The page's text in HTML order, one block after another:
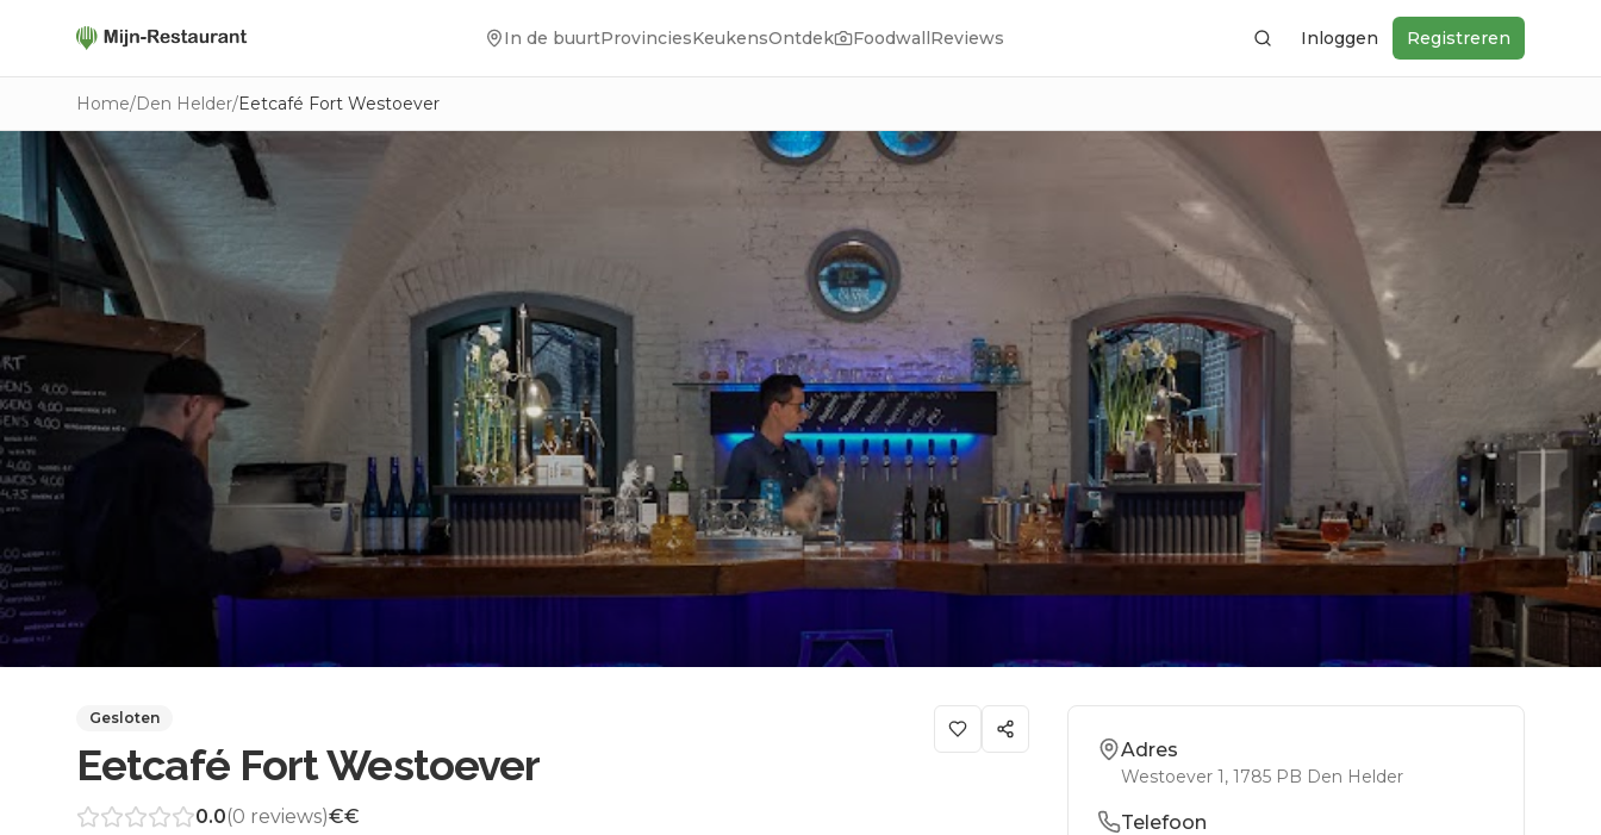
In de buurtProvinciesKeukensOntdek FoodwallReviews ZoekenInloggen Registreren
Home/Den Helder/Eetcafé Fort Westoever
Gesloten
Eetcafé Fort Westoever
0.0(0 reviews)€€
Adres
Westoever 1, 1785 PB Den Helder
Telefoon